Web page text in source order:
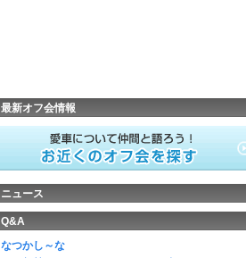
最新オフ会情報
ニュース
Q&A
なつかし～な